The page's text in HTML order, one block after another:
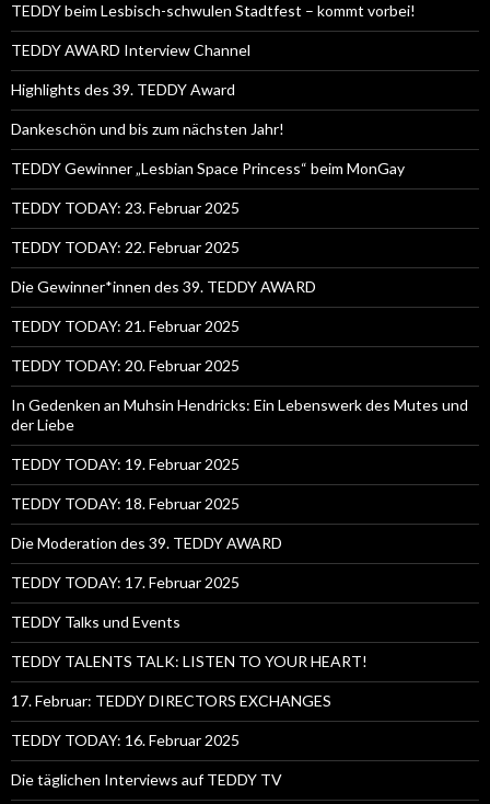
TEDDY beim Lesbisch-schwulen Stadtfest – kommt vorbei!
TEDDY AWARD Interview Channel
Highlights des 39. TEDDY Award
Dankeschön und bis zum nächsten Jahr!
TEDDY Gewinner „Lesbian Space Princess“ beim MonGay
TEDDY TODAY: 23. Februar 2025
TEDDY TODAY: 22. Februar 2025
Die Gewinner*innen des 39. TEDDY AWARD
TEDDY TODAY: 21. Februar 2025
TEDDY TODAY: 20. Februar 2025
In Gedenken an Muhsin Hendricks: Ein Lebenswerk des Mutes und
der Liebe
TEDDY TODAY: 19. Februar 2025
TEDDY TODAY: 18. Februar 2025
Die Moderation des 39. TEDDY AWARD
TEDDY TODAY: 17. Februar 2025
TEDDY Talks und Events
TEDDY TALENTS TALK: LISTEN TO YOUR HEART!
17. Februar: TEDDY DIRECTORS EXCHANGES
TEDDY TODAY: 16. Februar 2025
Die täglichen Interviews auf TEDDY TV